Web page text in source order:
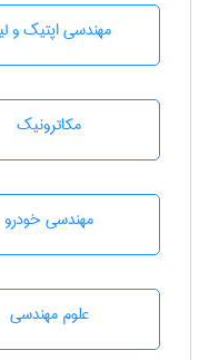
مهندسی اپتیک و
مکاترونیک
مهندسی خودرو
علوم مهندسی